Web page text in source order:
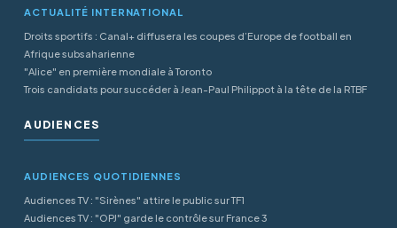
ACTUALITÉ INTERNATIONAL
Droits sportifs : Canal+ diffusera les coupes d’Europe de football en
Afrique subsaharienne
"Alice" en première mondiale à Toronto
Trois candidats pour succéder à Jean-Paul Philippot à la tête de la RTBF
AUDIENCES
AUDIENCES QUOTIDIENNES
Audiences TV : "Sirènes" attire le public sur TF1
Audiences TV : "OPJ" garde le contrôle sur France 3